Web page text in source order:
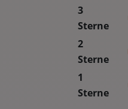
3
Sterne
2
Sterne
1
Sterne